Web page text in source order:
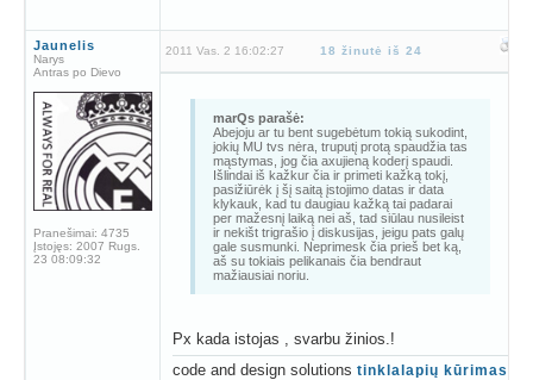
Jaunelis
Narys
Antras po Dievo
Pranešimai: 4735
Įstojęs: 2007 Rugs.
23 08:09:32
2011 Vas. 2 16:02:27 18 žinutė iš 24
marQs parašė:
Abejoju ar tu bent sugebėtum tokią sukodint,
jokių MU tvs nėra, truputį protą spaudžia tas
mąstymas, jog čia axujieną koderį spaudi.
Išlindai iš kažkur čia ir primeti kažką tokį,
pasižiūrėk į šį saitą įstojimo datas ir data
klykauk, kad tu daugiau kažką tai padarai
per mažesnį laiką nei aš, tad siūlau nusileist
ir nekišt trigrašio į diskusijas, jeigu pats galų
gale susmunki. Neprimesk čia prieš bet ką,
aš su tokiais pelikanais čia bendraut
mažiausiai noriu.
Px kada istojas , svarbu žinios.!
code and design solutions tinklalapių kūrimas